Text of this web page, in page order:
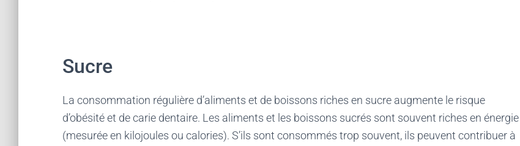
Sucre
La consommation régulière d’aliments et de boissons riches en sucre augmente le risque
d’obésité et de carie dentaire. Les aliments et les boissons sucrés sont souvent riches en énergie
(mesurée en kilojoules ou calories). S’ils sont consommés trop souvent, ils peuvent contribuer à